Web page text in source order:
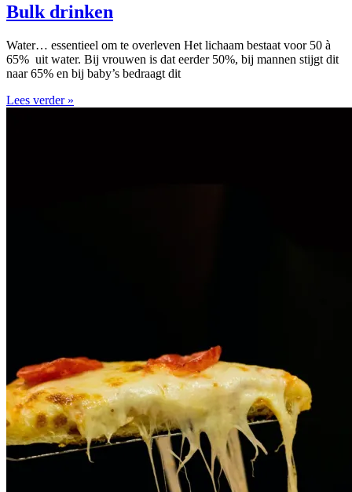
Bulk drinken
Water… essentieel om te overleven Het lichaam bestaat voor 50 à
65% uit water. Bij vrouwen is dat eerder 50%, bij mannen stijgt dit
naar 65% en bij baby’s bedraagt dit
Lees verder »